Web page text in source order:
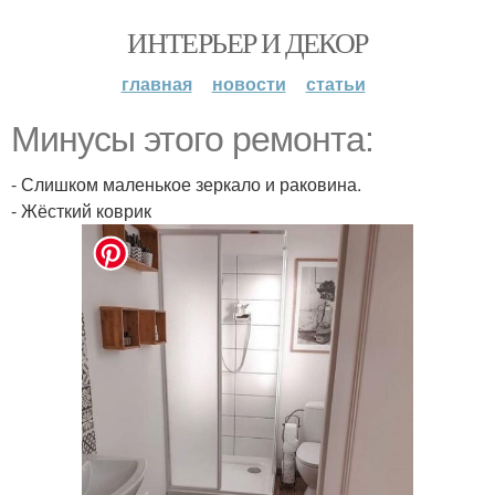
ИНТЕРЬЕР И ДЕКОР
главная новости статьи
Минусы этого ремонта:
- Слишком маленькое зеркало и раковина.
- Жёсткий коврик